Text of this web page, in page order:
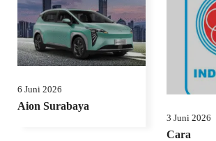
6 Juni 2026
Aion Surabaya
3 Juni 2026
Cara